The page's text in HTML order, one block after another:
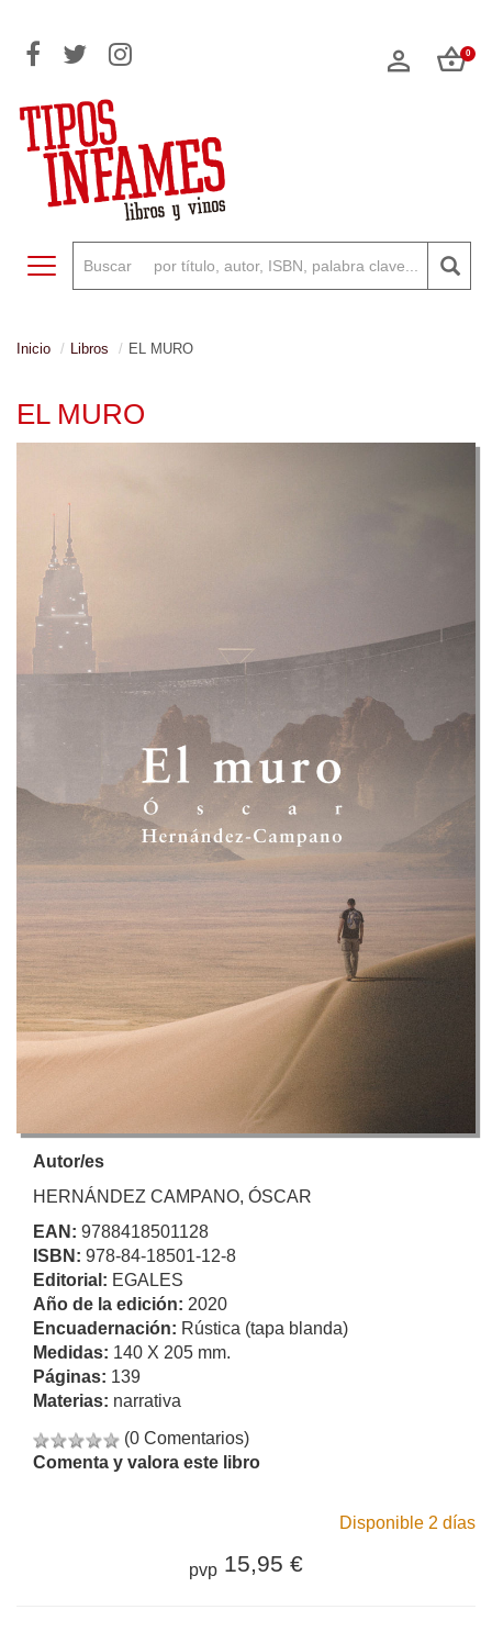
0
Toggle navigation
Inicio Libros EL MURO
EL MURO
Autor/es
HERNÁNDEZ CAMPANO, ÓSCAR
EAN: 9788418501128
ISBN: 978-84-18501-12-8
Editorial: EGALES
Año de la edición: 2020
Encuadernación: Rústica (tapa blanda)
Medidas: 140 X 205 mm.
Páginas: 139
Materias: narrativa
(0 Comentarios)
Comenta y valora este libro
Disponible 2 días
pvp 15,95 €